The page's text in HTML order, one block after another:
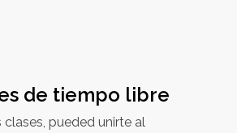
de tiempo libre
clases, pueded unirte al